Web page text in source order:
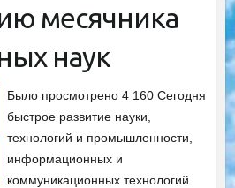
месячника
наук
Было просмотрено 4 160 Сегодня
быстрое развитие науки,
технологий и промышленности,
информационных и
коммуникационных технологий